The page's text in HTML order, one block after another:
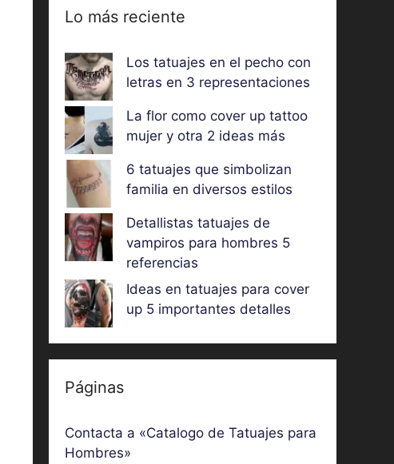
Lo más reciente
Los tatuajes en el pecho con
letras en 3 representaciones
La flor como cover up tattoo
mujer y otra 2 ideas más
6 tatuajes que simbolizan
familia en diversos estilos
Detallistas tatuajes de
vampiros para hombres 5
referencias
Ideas en tatuajes para cover
up 5 importantes detalles
Páginas
Contacta a «Catalogo de Tatuajes para
Hombres»